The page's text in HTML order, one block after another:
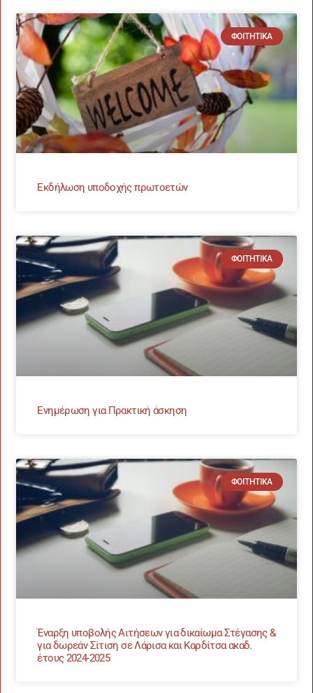
ΦΟΙΤΗΤΙΚΆ
Εκδήλωση υποδοχής πρωτοετών
ΦΟΙΤΗΤΙΚΆ
Ενημέρωση για Πρακτική άσκηση
ΦΟΙΤΗΤΙΚΆ
Έναρξη υποβολής Αιτήσεων για δικαίωμα Στέγασης &
για δωρεάν Σίτιση σε Λάρισα και Καρδίτσα ακαδ.
έτους 2024-2025